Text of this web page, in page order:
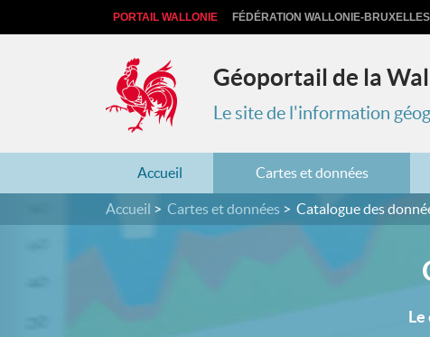
PORTAIL WALLONIE FÉDÉRATION WALLONIE-BRUXELLES
Géoportail de la
Le site de l'information
Accueil Cartes et données
Accueil Cartes et données Catalogue des
Le